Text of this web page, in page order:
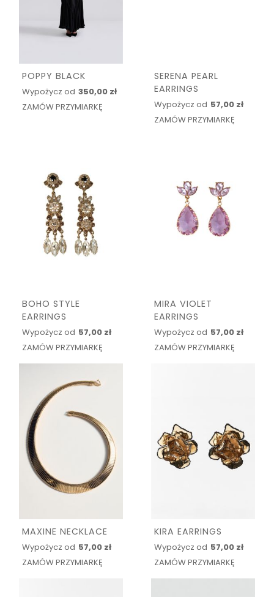
POPPY BLACK
Wypożycz od 350,00 zł
ZAMÓW PRZYMIARKĘ
SERENA PEARL
EARRINGS
Wypożycz od 57,00 zł
ZAMÓW PRZYMIARKĘ
BOHO STYLE
EARRINGS
Wypożycz od 57,00 zł
ZAMÓW PRZYMIARKĘ
MIRA VIOLET
EARRINGS
Wypożycz od 57,00 zł
ZAMÓW PRZYMIARKĘ
MAXINE NECKLACE
Wypożycz od 57,00 zł
ZAMÓW PRZYMIARKĘ
KIRA EARRINGS
Wypożycz od 57,00 zł
ZAMÓW PRZYMIARKĘ